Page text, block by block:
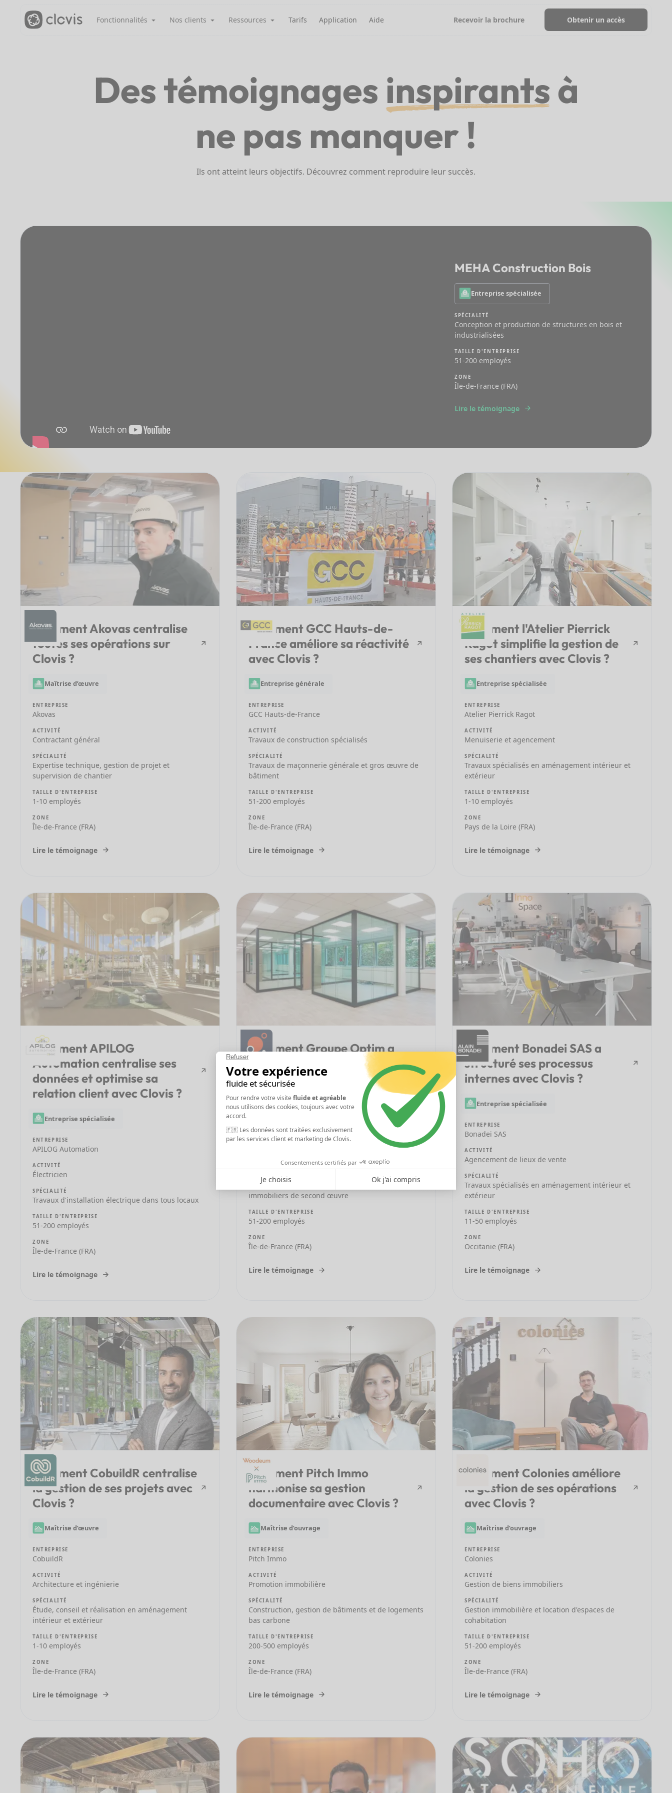
Fonctionnalités Nos clients Ressources Tarifs Application Aide Recevoir la brochure Obtenir un accès
Des témoignagesinspirantsà
ne pas manquer !
Ils ont atteint leurs objectifs. Découvrez comment reproduire leur succès.
MEHA Construction Bois
Entreprise spécialisée
SPÉCIALITÉ
Conception et production de structures en bois et
industrialisées
TAILLE D'ENTREPRISE
51-200 employés
ZONE
Île-de-France (FRA)
Lire le témoignage
Comment Akovas centralise
toutes ses opérations sur
Clovis ?
Maîtrise d’œuvre
ENTREPRISE
Akovas
ACTIVITÉ
Contractant général
SPÉCIALITÉ
Expertise technique, gestion de projet et
supervision de chantier
TAILLE D'ENTREPRISE
1-10 employés
ZONE
Île-de-France (FRA)
Lire le témoignage
Comment GCC Hauts-de-
France améliore sa réactivité
avec Clovis ?
Entreprise générale
ENTREPRISE
GCC Hauts-de-France
ACTIVITÉ
Travaux de construction spécialisés
SPÉCIALITÉ
Travaux de maçonnerie générale et gros œuvre de
bâtiment
TAILLE D'ENTREPRISE
51-200 employés
ZONE
Île-de-France (FRA)
Lire le témoignage
Comment l'Atelier Pierrick
Ragot simplifie la gestion de
ses chantiers avec Clovis ?
Entreprise spécialisée
ENTREPRISE
Atelier Pierrick Ragot
ACTIVITÉ
Menuiserie et agencement
SPÉCIALITÉ
Travaux spécialisés en aménagement intérieur et
extérieur
TAILLE D'ENTREPRISE
1-10 employés
ZONE
Pays de la Loire (FRA)
Lire le témoignage
Comment APILOG
Automation centralise ses
données et optimise sa
relation client avec Clovis ?
Entreprise spécialisée
ENTREPRISE
APILOG Automation
ACTIVITÉ
Électricien
SPÉCIALITÉ
Travaux d'installation électrique dans tous locaux
TAILLE D'ENTREPRISE
51-200 employés
ZONE
Île-de-France (FRA)
Lire le témoignage
Comment Groupe Optim a
simplifié ses processus
internes avec Clovis ?
Entreprise spécialisée
Groupe Optim
Entreprise de second œuvre
SPÉCIALITÉ
Agencement de lieux de vente et services
immobiliers de second œuvre
TAILLE D'ENTREPRISE
51-200 employés
ZONE
Île-de-France (FRA)
Lire le témoignage
Comment Bonadei SAS a
structuré ses processus
internes avec Clovis ?
Entreprise spécialisée
ENTREPRISE
Bonadei SAS
ACTIVITÉ
Agencement de lieux de vente
SPÉCIALITÉ
Travaux spécialisés en aménagement intérieur et
extérieur
TAILLE D'ENTREPRISE
11-50 employés
ZONE
Occitanie (FRA)
Lire le témoignage
Comment CobuildR centralise
la gestion de ses projets avec
Clovis ?
Maîtrise d’œuvre
ENTREPRISE
CobuildR
ACTIVITÉ
Architecture et ingénierie
SPÉCIALITÉ
Étude, conseil et réalisation en aménagement
intérieur et extérieur
TAILLE D'ENTREPRISE
1-10 employés
ZONE
Île-de-France (FRA)
Lire le témoignage
Comment Pitch Immo
harmonise sa gestion
documentaire avec Clovis ?
Maîtrise d’ouvrage
ENTREPRISE
Pitch Immo
ACTIVITÉ
Promotion immobilière
SPÉCIALITÉ
Construction, gestion de bâtiments et de logements
bas carbone
TAILLE D'ENTREPRISE
200-500 employés
ZONE
Île-de-France (FRA)
Lire le témoignage
Comment Colonies améliore
la gestion de ses opérations
avec Clovis ?
Maîtrise d’ouvrage
ENTREPRISE
Colonies
ACTIVITÉ
Gestion de biens immobiliers
SPÉCIALITÉ
Gestion immobilière et location d'espaces de
cohabitation
TAILLE D'ENTREPRISE
51-200 employés
ZONE
Île-de-France (FRA)
Lire le témoignage